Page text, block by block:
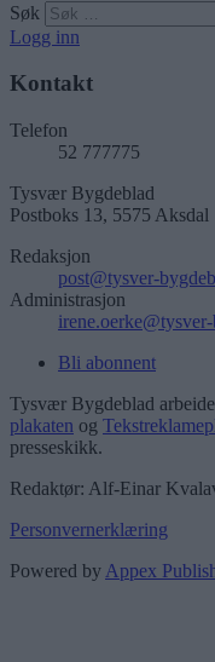
Søk
Logg inn
Kontakt
Telefon
52 777775
Tysvær Bygdeblad
Postboks 13, 5575 Aksdal
Redaksjon
post@tysver-
Administrasjon
Bli abonnent
Tysvær Bygdeblad
plakaten og
presseskikk.
Redaktør: Alf-Einar
Personvernerklæring
Powered by Appex